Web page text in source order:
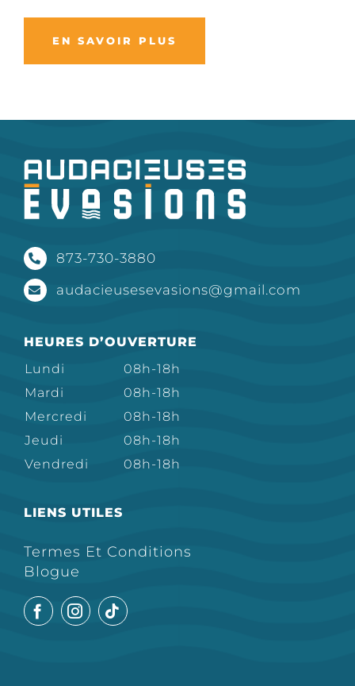
EN SAVOIR PLUS
873-730-3880
audacieusesevasions@gmail.com
HEURES D’OUVERTURE
Lundi
08h-18h
Mardi
08h-18h
Mercredi
08h-18h
Jeudi
08h-18h
Vendredi
08h-18h
LIENS UTILES
Termes Et Conditions
Blogue